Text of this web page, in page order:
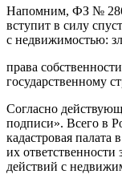
Напомним, ФЗ № 286
вступит в силу
с недвижимостью:
права
государственному
Согласно
подписи». Всего в
кадастровая
их
действий с